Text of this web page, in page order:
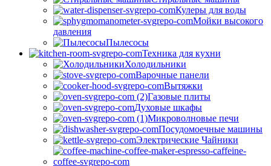
Кулеры для воды
Мойки высокого
давления
Пылесосы
Техника для кухни
Холодильники
Варочные панели
Вытяжки
Газовые плиты
Духовые шкафы
Микроволновые печи
Посудомоечные машины
Электрические Чайники